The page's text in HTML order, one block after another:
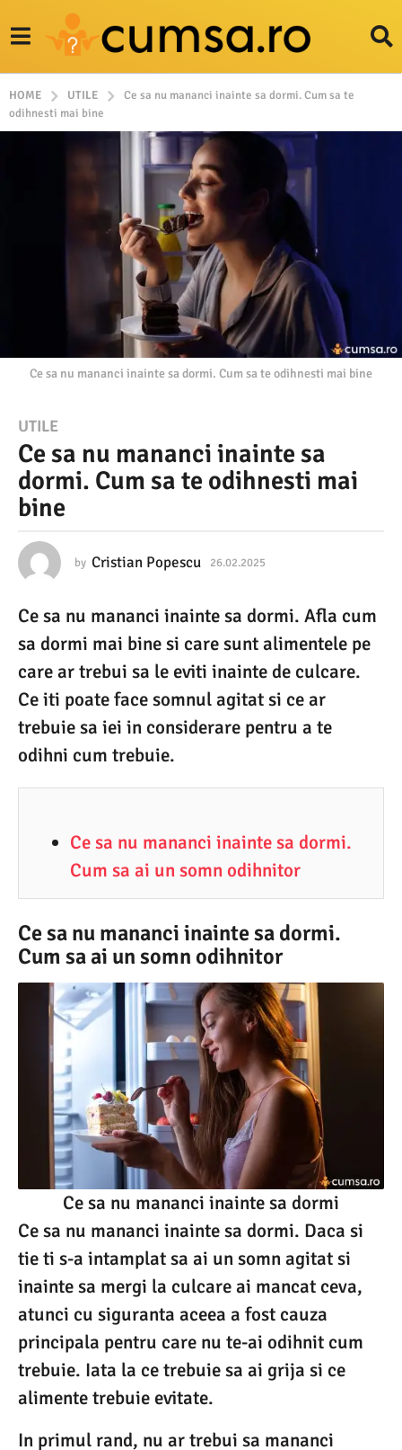
HOME UTILE
Ce sa nu mananci inainte sa dormi. Cum sa te
odihnesti mai bine
Ce sa nu mananci inainte sa dormi. Cum sa te odihnesti mai bine
2
6
.
0
.
0
2
5
2
6
.
0
0
2
5
UTILE
Ce sa nu mananci inainte sa
dormi. Cum sa te odihnesti mai
bine
by Cristian Popescu 26.02.2025
0
.
0
2
Ce sa nu mananci inainte sa dormi. Afla cum
sa dormi mai bine si care sunt alimentele pe
care ar trebui sa le eviti inainte de culcare.
Ce iti poate face somnul agitat si ce ar
trebuie sa iei in considerare pentru a te
odihni cum trebuie.
Ce sa nu mananci inainte sa dormi.
Cum sa ai un somn odihnitor
Ce sa nu mananci inainte sa dormi.
Cum sa ai un somn odihnitor
Ce sa nu mananci inainte sa dormi
Ce sa nu mananci inainte sa dormi. Daca si
tie ti s-a intamplat sa ai un somn agitat si
inainte sa mergi la culcare ai mancat ceva,
atunci cu siguranta aceea a fost cauza
principala pentru care nu te-ai odihnit cum
trebuie. Iata la ce trebuie sa ai grija si ce
alimente trebuie evitate.
In primul rand, nu ar trebui sa mananci